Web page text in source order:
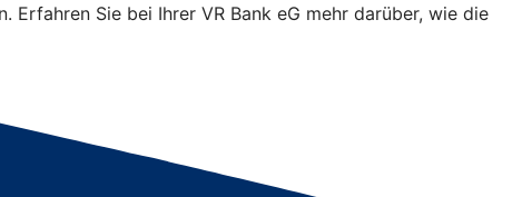
Sie bei Ihrer VR Bank eG mehr darüber, wie die